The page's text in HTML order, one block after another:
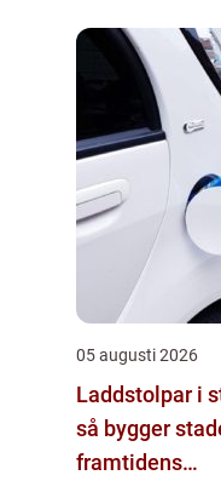
05 augusti 2026
Laddstolpar i
så bygger
framtidens